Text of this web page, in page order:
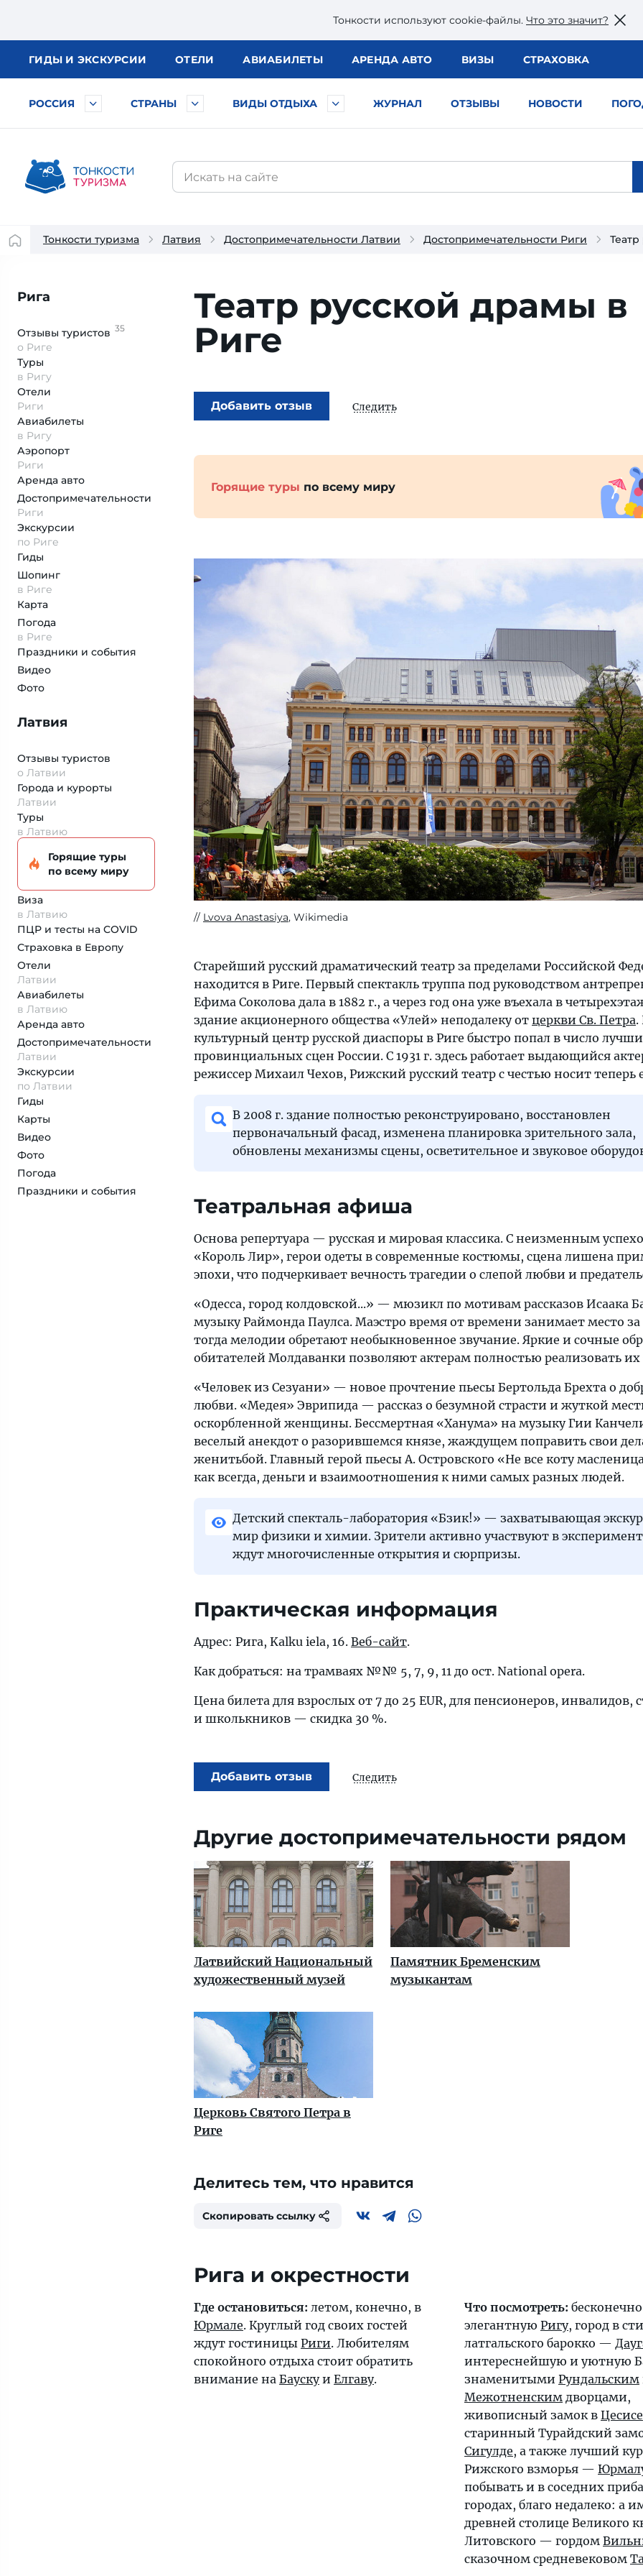
Тонкости используют сookie-файлы. Что это значит?
ГИДЫ И ЭКСКУРСИИ ОТЕЛИ АВИАБИЛЕТЫ АРЕНДА АВТО ВИЗЫ СТРАХОВКА
РОССИЯ СТРАНЫ ВИДЫ ОТДЫХА ЖУРНАЛ ОТЗЫВЫ НОВОСТИ
Тонкости туризма Латвия Достопримечательности Латвии Достопримечательности Риги
Рига
Отзывы туристов 35
о Риге
Туры
в Ригу
Отели
Риги
Авиабилеты
в Ригу
Аэропорт
Риги
Аренда авто
Достопримеча­тельности
Риги
Экскурсии
по Риге
Гиды
Шопинг
в Риге
Карта
Погода
в Риге
Праздники и события
Видео
Фото
Латвия
Отзывы туристов
о Латвии
Города и курорты
Латвии
Туры
в Латвию
Горящие туры
по всему миру
Виза
в Латвию
ПЦР и тесты на COVID
Страховка в Европу
Отели
Латвии
Авиабилеты
в Латвию
Аренда авто
Достопримеча­тельности
Латвии
Экскурсии
по Латвии
Гиды
Карты
Видео
Фото
Погода
Праздники и события
Театр русской драмы в
Риге
Добавить отзыв Следить
Горящие туры по всему миру
Lvova Anastasiya, Wikimedia
Старейший русский драматический театр за пределами Российской
находится в Риге. Первый спектакль труппа под руководством
Ефима Соколова дала в 1882 г., а через год она уже въехала в
здание акционерного общества «Улей» неподалеку от церкви Св. Петра.
культурный центр русской диаспоры в Риге быстро попал в число
провинциальных сцен России. С 1931 г. здесь работает выдающийся
режиссер Михаил Чехов, Рижский русский театр с честью носит теперь
В 2008 г. здание полностью реконструировано, восстановлен
первоначальный фасад, изменена планировка зрительного зала,
обновлены механизмы сцены, осветительное и звуковое
Театральная афиша
Основа репертуара — русская и мировая классика. С неизменным
«Король Лир», герои одеты в современные костюмы, сцена лишена
эпохи, что подчеркивает вечность трагедии о слепой любви и
«Одесса, город колдовской...» — мюзикл по мотивам рассказов Исаака
музыку Раймонда Паулса. Маэстро время от времени занимает место
тогда мелодии обретают необыкновенное звучание. Яркие и сочные
обитателей Молдаванки позволяют актерам полностью реализовать
«Человек из Сезуани» — новое прочтение пьесы Бертольда Брехта о
любви. «Медея» Эврипида — рассказ о безумной страсти и жуткой
оскорбленной женщины. Бессмертная «Ханума» на музыку Гии
веселый анекдот о разорившемся князе, жаждущем поправить свои
женитьбой. Главный герой пьесы А. Островского «Не все коту
как всегда, деньги и взаимоотношения к ними самых разных людей.
Детский спекталь-лаборатория «Бзик!» — захватывающая
мир физики и химии. Зрители активно участвуют в
ждут многочисленные открытия и сюрпризы.
Практическая информация
Aдрес: Рига, Kalku iela, 16. Веб-сайт.
Как добраться: на трамваях №№ 5, 7, 9, 11 до ост. National opera.
Цена билета для взрослых от 7 до 25 EUR, для пенсионеров, инвалидов,
и школькников — скидка 30 %.
Добавить отзыв Следить
Другие достопримечательности рядом
Латвийский Национальный
художественный музей
Памятник Бременским
музыкантам
Церковь Святого Петра в
Риге
Делитесь тем, что нравится
Скопировать ссылку
Рига и окрестности
Где остановиться: летом, конечно, в
Юрмале. Круглый год своих гостей
ждут гостиницы Риги. Любителям
спокойного отдыха стоит обратить
внимание на Баускуи Елгаву.
Что посмотреть: бесконечно
элегантную Ригу, город в
латгальского барокко —
интереснейшую и уютную
знаменитыми Рундальским
Межотненским дворцами,
живописный замок в Цесисе
старинный Турайдский
Сигулде, а также лучший
Рижского взморья —
побывать и в соседних
городах, благо недалеко: а
древней столице Великого
Литовского — гордом
сказочном средневековом